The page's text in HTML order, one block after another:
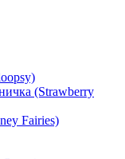
(Strawberry
Fairies)